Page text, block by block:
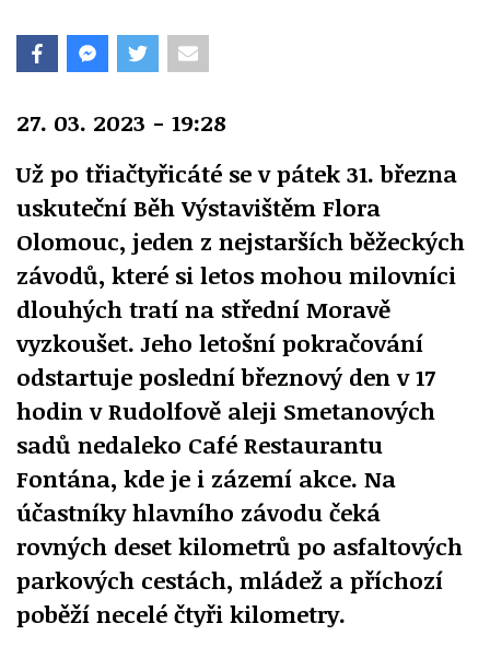
27. 03. 2023 - 19:28
Už po třiačtyřicáté se v pátek 31. března
uskuteční Běh Výstavištěm Flora
Olomouc, jeden z nejstarších běžeckých
závodů, které si letos mohou milovníci
dlouhých tratí na střední Moravě
vyzkoušet. Jeho letošní pokračování
odstartuje poslední březnový den v 17
hodin v Rudolfově aleji Smetanových
sadů nedaleko Café Restaurantu
Fontána, kde je i zázemí akce. Na
účastníky hlavního závodu čeká
rovných deset kilometrů po asfaltových
parkových cestách, mládež a příchozí
poběží necelé čtyři kilometry.